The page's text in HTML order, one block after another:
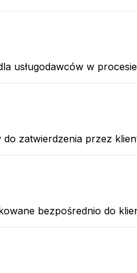
usługodawców w
zatwierdzenia przez
bezpośrednio do